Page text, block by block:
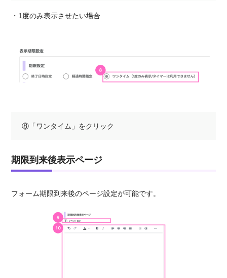
・1度のみ表示させたい場合
⑧「ワンタイム」をクリック
期限到来後表示ページ
フォーム期限到来後のページ設定が可能です。